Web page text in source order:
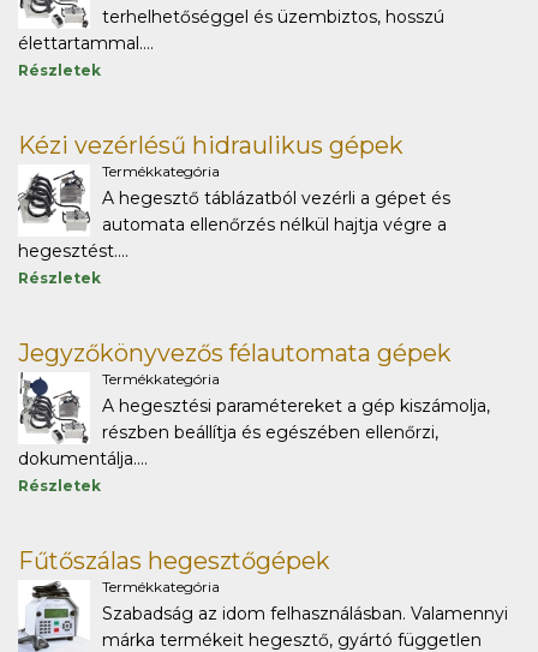
terhelhetőséggel és üzembiztos, hosszú
élettartammal....
Részletek
Kézi vezérlésű hidraulikus gépek
Termékkategória
A hegesztő táblázatból vezérli a gépet és
automata ellenőrzés nélkül hajtja végre a
hegesztést....
Részletek
Jegyzőkönyvezős félautomata gépek
Termékkategória
A hegesztési paramétereket a gép kiszámolja,
részben beállítja és egészében ellenőrzi,
dokumentálja....
Részletek
Fűtőszálas hegesztőgépek
Termékkategória
Szabadság az idom felhasználásban. Valamennyi
márka termékeit hegesztő, gyártó független